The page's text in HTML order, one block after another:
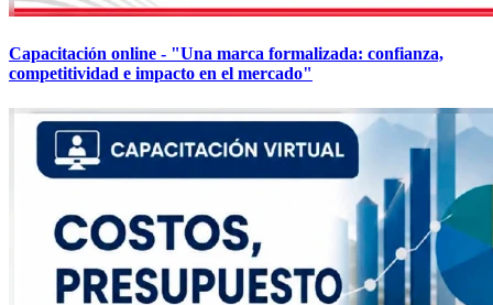
Capacitación online - "Una marca formalizada: confianza,
competitividad e impacto en el mercado"